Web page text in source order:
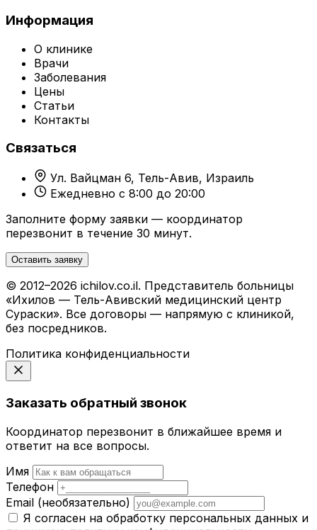
Информация
О клинике
Врачи
Заболевания
Цены
Статьи
Контакты
Связаться
Ул. Вайцман 6, Тель-Авив, Израиль
Ежедневно с 8:00 до 20:00
Заполните форму заявки — координатор
перезвонит в течение 30 минут.
Оставить заявку
© 2012–2026 ichilov.co.il. Представитель больницы
«Ихилов — Тель-Авивский медицинский центр
Сураски». Все договоры — напрямую с клиникой,
без посредников.
Политика конфиденциальности
Заказать обратный звонок
Координатор перезвонит в ближайшее время и
ответит на все вопросы.
Имя
Телефон
Email (необязательно)
Я согласен на обработку персональных данных и